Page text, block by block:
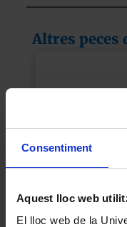
Consentiment
Aquest lloc web
El lloc web de la
especialment
Altres peces